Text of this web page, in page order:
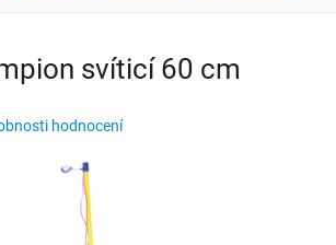
svíticí 60 cm
hodnocení